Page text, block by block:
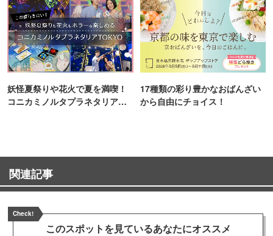
妖怪夏祭りや花火で夏を満喫！
コニカミノルタプラネタリア
17種類の彩り豊かなおばんざい
から自由にチョイス！
関連記事
Check!
このスポットを見ているあなたにオススメ